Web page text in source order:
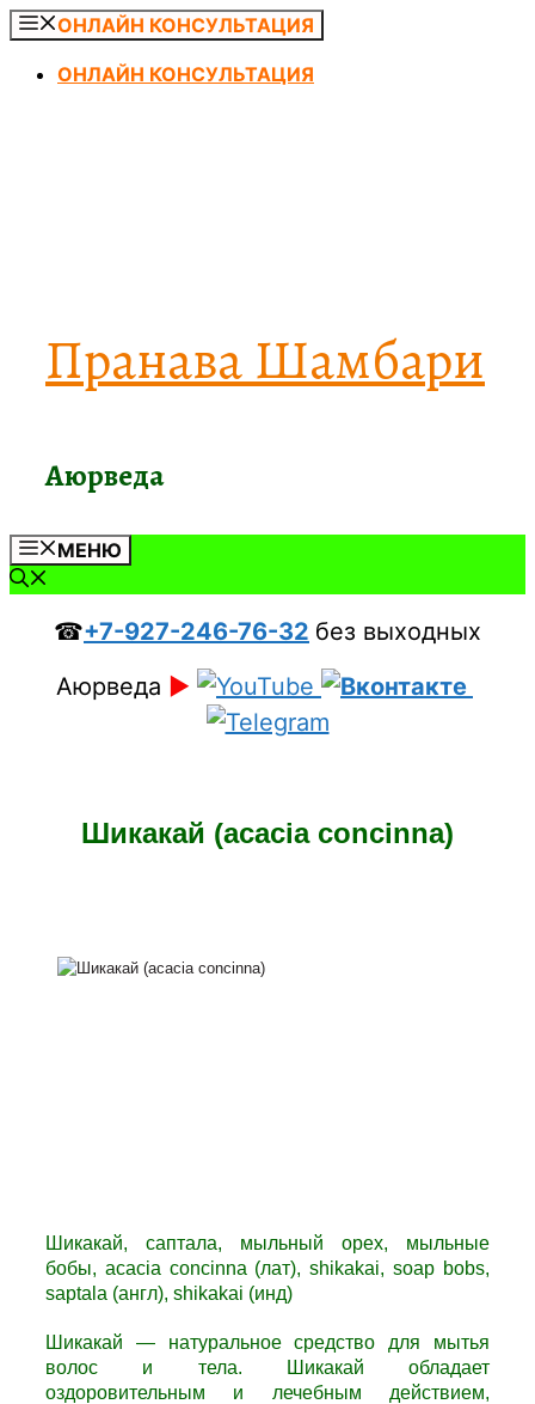
Перейти
содержимому
ОНЛАЙН КОНСУЛЬТАЦИЯ
ОНЛАЙН КОНСУЛЬТАЦИЯ
Пранава Шамбари
Аюрведа
МЕНЮ
☎+7-927-246-76-32 без выходных
Аюрведа ►
Шикакай (acacia concinna)
Шикакай, саптала, мыльный орех, мыльные
бобы, acacia concinna (лат), shikakai, soap bobs,
saptala (англ), shikakai (инд)
Шикакай — натуральное средство для мытья
волос и тела.
Шикакай обладает
оздоровительным и лечебным действием,